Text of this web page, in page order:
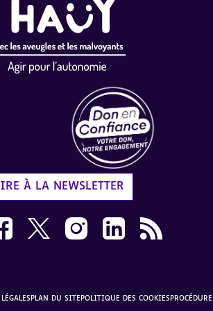
À LA NEWSLETTER
sur Youtube AVH dans une nouvelle
suivre sur Facebook AVH dans une
Nous suivre sur X AVH dans une
Nous suivre sur Instagram
Nous suivre sur
Flux RSS
PLAN DU SITE POLITIQUE DES COOKIES